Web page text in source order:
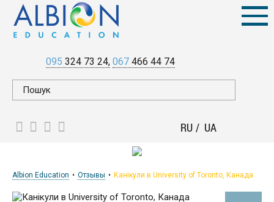
095 324 73 24 067 466 44 74
RU UA
Albion Education Отзывы Канікули в University of Toronto, Канада